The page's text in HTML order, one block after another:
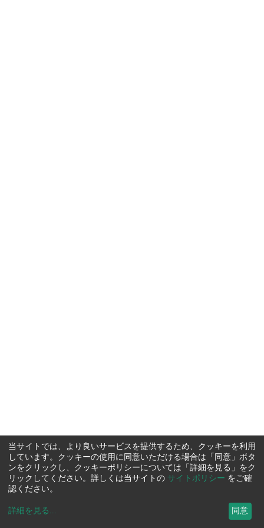
当サイトでは、より良いサービスを提供するため、クッキーを利用
しています。クッキーの使用に同意いただける場合は「同意」ボタ
ンをクリックし、クッキーポリシーについては「詳細を見る」をク
リックしてください。詳しくは当サイトの サイトポリシー をご確
認ください。
詳細を見る ... 同意